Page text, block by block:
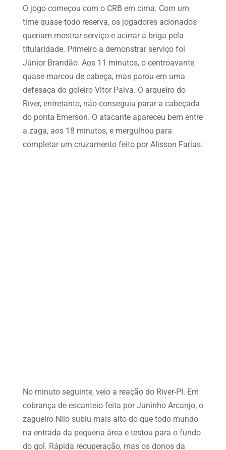
O jogo começou com o CRB em cima. Com um
time quase todo reserva, os jogadores acionados
queriam mostrar serviço e acirrar a briga pela
titularidade. Primeiro a demonstrar serviço foi
Júnior Brandão. Aos 11 minutos, o centroavante
quase marcou de cabeça, mas parou em uma
defesaça do goleiro Vitor Paiva. O arqueiro do
River, entretanto, não conseguiu parar a cabeçada
do ponta Emerson. O atacante apareceu bem entre
a zaga, aos 18 minutos, e mergulhou para
completar um cruzamento feito por Alisson Farias.
No minuto seguinte, veio a reação do River-PI. Em
cobrança de escanteio feita por Juninho Arcanjo, o
zagueiro Nilo subiu mais alto do que todo mundo
na entrada da pequena área e testou para o fundo
do gol. Rápida recuperação, mas os donos da